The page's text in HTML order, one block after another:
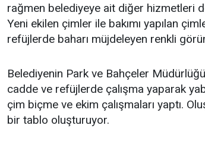
rağmen belediyeye ait diğer hizmetleri
Yeni ekilen çimler ile bakımı yapılan
refüjlerde baharı müjdeleyen renkli
Belediyenin Park ve Bahçeler
cadde ve refüjlerde çalışma yaparak
çim biçme ve ekim çalışmaları yaptı.
bir tablo oluşturuyor.